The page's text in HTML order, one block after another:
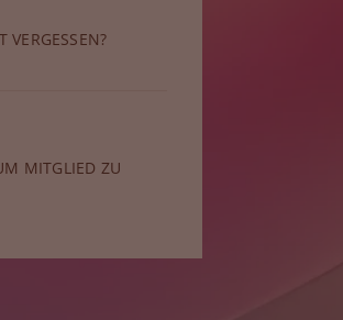
VERGESSEN?
MITGLIED ZU